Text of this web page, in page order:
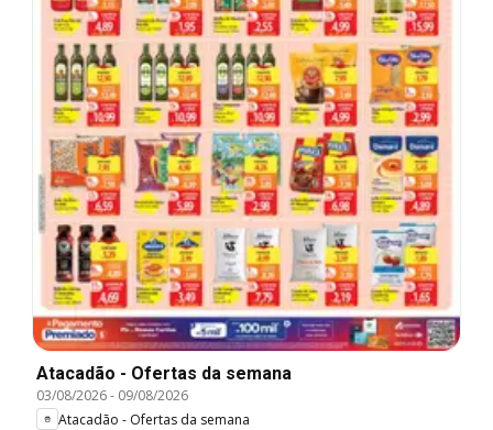
Atacadão - Ofertas da semana
03/08/2026- 09/08/2026
Atacadão - Ofertas da semana